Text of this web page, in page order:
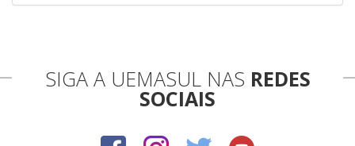
icon
SIGA A UEMASUL NAS REDES
SOCIAIS